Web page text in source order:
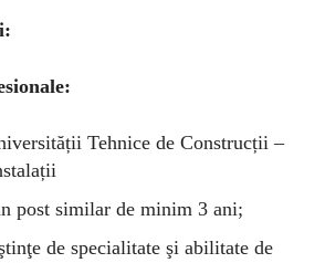
Tehnice de Construcții –
post similar de minim 3 ani;
de specialitate şi abilitate de